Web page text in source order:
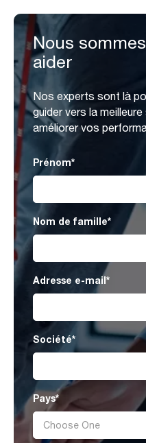
Nous
aider
Nos experts sont là
guider vers la
améliorer vos
Prénom*
Nom de famille*
Adresse e-mail*
Société*
Pays*